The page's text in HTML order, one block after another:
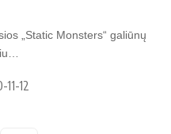
„Static Monsters“ galiūnų
12